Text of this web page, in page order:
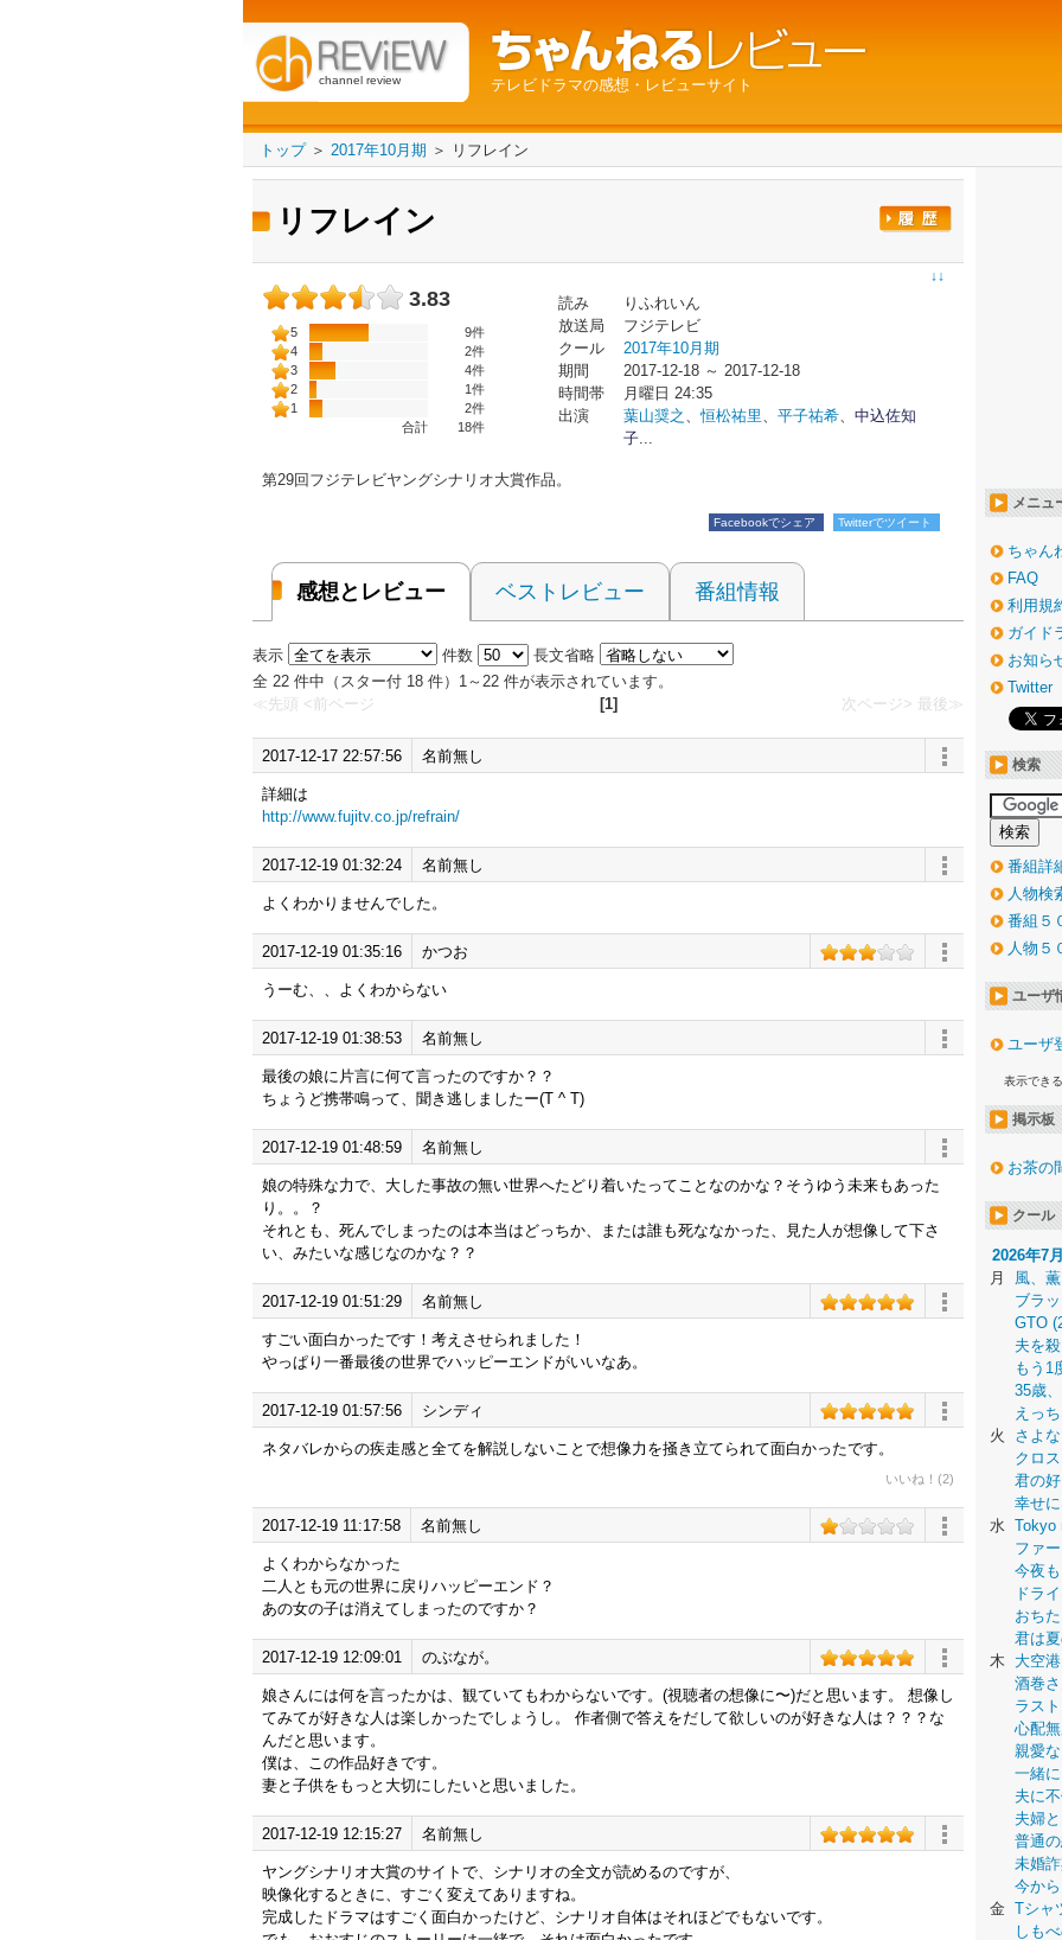
channel review テレビドラマの感想・レビューサイト
トップ＞ 2017年10月期 ＞ リフレイン
リフレイン
↓↓
3.83
5
9件
4
2件
3
4件
2
1件
1
2件
合計
18件
読み
りふれいん
放送局
フジテレビ
クール
2017年10月期
期間
2017-12-18 ～ 2017-12-18
時間帯
月曜日 24:35
出演
葉山奨之 、恒松祐里、 平子祐希、 中込佐知
子...
第29回フジテレビヤングシナリオ大賞作品。
Facebookでシェア Twitterでツイート
感想とレビュー ベストレビュー 番組情報
表示 件数
長文省略
全 22 件中（スター付 18 件）1～22 件が表示されています。
≪先頭 <前ページ 次ページ> 最後≫
[1]
2017-12-17 22:57:56 名前無し
詳細は
http://www.fujitv.co.jp/refrain/
2017-12-19 01:32:24 名前無し
よくわかりませんでした。
2017-12-19 01:35:16 かつお
うーむ、、よくわからない
2017-12-19 01:38:53 名前無し
最後の娘に片言に何て言ったのですか？？
ちょうど携帯鳴って、聞き逃しましたー(T ^ T)
2017-12-19 01:48:59 名前無し
娘の特殊な力で、大した事故の無い世界へたどり着いたってことなのかな？そうゆう未来もあった
り。。？
それとも、死んでしまったのは本当はどっちか、または誰も死ななかった、見た人が想像して下さ
い、みたいな感じなのかな？？
2017-12-19 01:51:29 名前無し
すごい面白かったです！考えさせられました！
やっぱり一番最後の世界でハッピーエンドがいいなあ。
2017-12-19 01:57:56 シンディ
ネタバレからの疾走感と全てを解説しないことで想像力を掻き立てられて面白かったです。
いいね！(2)
2017-12-19 11:17:58 名前無し
よくわからなかった
二人とも元の世界に戻りハッピーエンド？
あの女の子は消えてしまったのですか？
2017-12-19 12:09:01 のぶなが。
娘さんには何を言ったかは、観ていてもわからないです。(視聴者の想像に〜)だと思います。 想像し
てみてが好きな人は楽しかったでしょうし。 作者側で答えをだして欲しいのが好きな人は？？？な
んだと思います。
僕は、この作品好きです。
妻と子供をもっと大切にしたいと思いました。
2017-12-19 12:15:27 名前無し
ヤングシナリオ大賞のサイトで、シナリオの全文が読めるのですが、
映像化するときに、すごく変えてありますね。
完成したドラマはすごく面白かったけど、シナリオ自体はそれほどでもないです。
メニュ
ちゃん
FAQ
利用規
ガイド
お知ら
Twitter
検索
番組詳
人物検
番組５
人物５
ユーザ
ユーザ
表示でき
掲示板
お茶の
クール
2026年7
月
風、
ブラ
GTO
夫を
もう1
35歳
えっ
火
さよ
クロ
君の
幸せ
水 Tokyo
ファ
今夜
ドラ
おち
君は
木
大空
酒巻
ラス
心配
親愛
一緒
夫に
夫婦
普通
未婚
今か
金 Tシャ
しも